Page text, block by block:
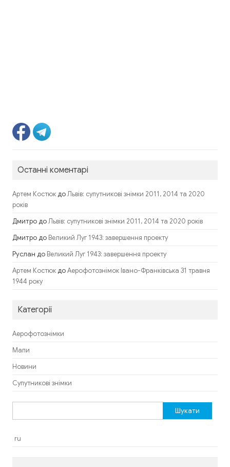
Останні коментарі
Артем КостюкдоЛьвів: супутникові знімки 2011, 2014 та 2020
років
ДмитродоЛьвів: супутникові знімки 2011, 2014 та 2020 років
Дмитродо Великий Луг 1943: завершення проекту
Руслан до Великий Луг 1943: завершення проекту
Артем КостюкдоАерофотознімок Івано-Франківська 31 травня
1944 року
Категорії
Аерофотознімки
Мапи
Новини
Супутникові знімки
ru